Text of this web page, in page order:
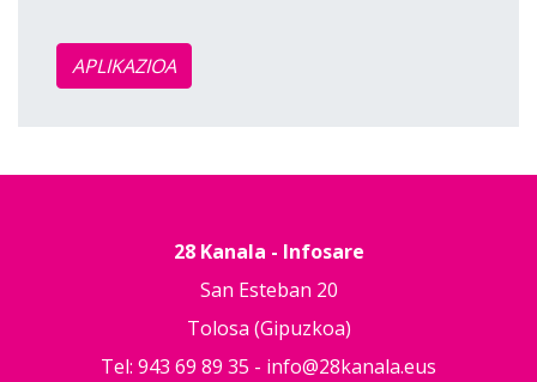
APLIKAZIOA
28 Kanala - Infosare
San Esteban 20
Tolosa (Gipuzkoa)
Tel: 943 69 89 35 - info@28kanala.eus